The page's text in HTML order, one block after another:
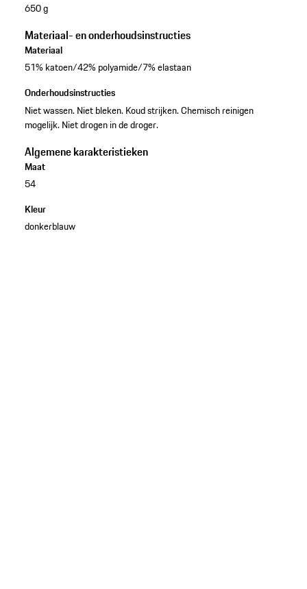
650 g
Materiaal- en onderhoudsinstructies
Materiaal
51% katoen/42% polyamide/7% elastaan
Onderhoudsinstructies
Niet wassen. Niet bleken. Koud strijken. Chemisch reinigen
mogelijk. Niet drogen in de droger.
Algemene karakteristieken
Maat
54
Kleur
donkerblauw